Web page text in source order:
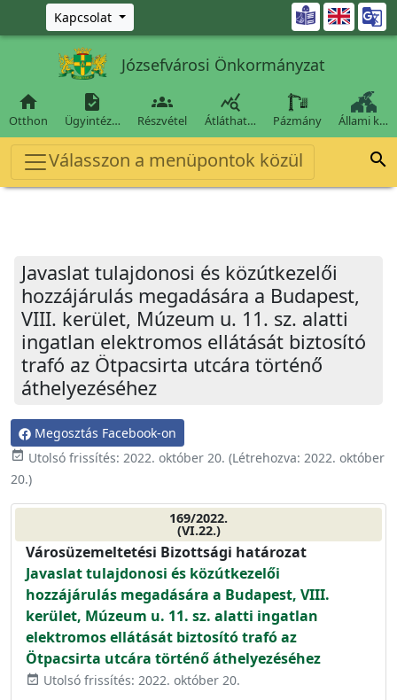
Ugrás a fő tartalomra
Kapcsolat 
Józsefvárosi Önkormányzat

Otthon

Ügyintéz…

Részvétel

Átláthat… Pázmány Állami k…
Válasszon a menüpontok közül 
Javaslat tulajdonosi és közútkezelői
hozzájárulás megadására a Budapest,
VIII. kerület, Múzeum u. 11. sz. alatti
ingatlan elektromos ellátását biztosító
trafó az Ötpacsirta utcára történő
áthelyezéséhez
Megosztás Facebook-on
event_available Utolsó frissítés: 2022. október 20. (Létrehozva: 2022. október
20.)
169/2022.
(VI.22.)
Városüzemeltetési Bizottsági határozat
Javaslat tulajdonosi és közútkezelői
hozzájárulás megadására a Budapest, VIII.
kerület, Múzeum u. 11. sz. alatti ingatlan
elektromos ellátását biztosító trafó az
Ötpacsirta utcára történő áthelyezéséhez
event_available Utolsó frissítés: 2022. október 20.